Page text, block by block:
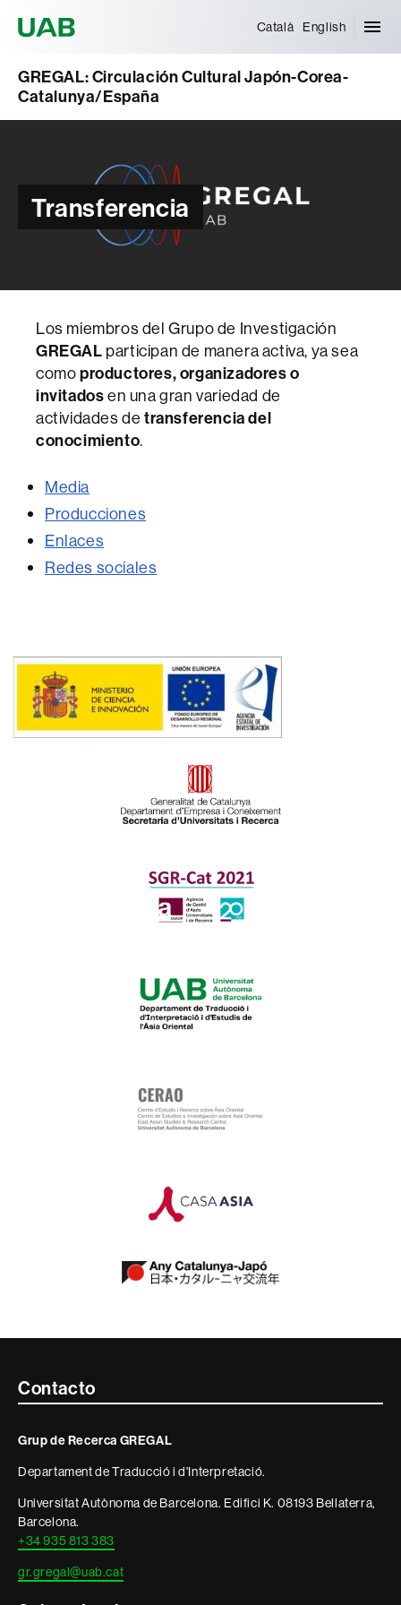
Català English
GREGAL: Circulación Cultural Japón-Corea-
Catalunya/España
Transferencia
Los miembros del Grupo de Investigación
GREGAL participan de manera activa, ya sea
comoproductores, organizadores o
invitadosen una gran variedad de
actividades de transferencia del
conocimiento.
Media
Producciones
Enlaces
Redes sociales
Contacte
informació
legal
Contacto
Grup de Recerca GREGAL
Departament de Traducció i d'Interpretació.
Universitat Autònoma de Barcelona. Edifici K. 08193 Bellaterra,
Barcelona.
+34 935 813 383
gr.gregal@uab.cat